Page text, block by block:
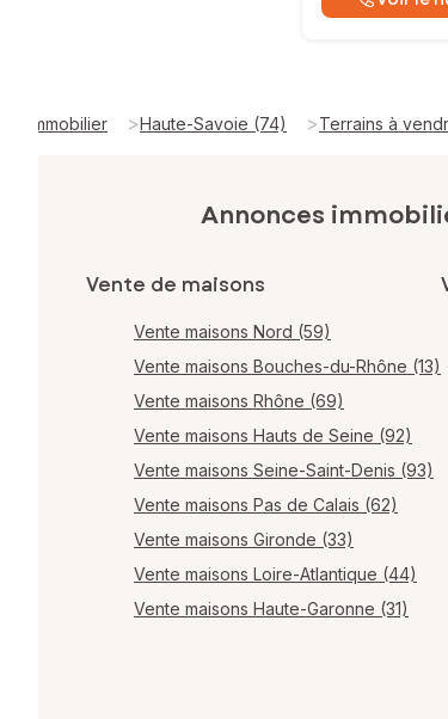
Immobilier >Haute-Savoie (74) >Terrains à
Annonces
Vente de maisons
Vente maisons Nord (59)
Vente maisons Bouches-du-Rhône (13)
Vente maisons Rhône (69)
Vente maisons Hauts de Seine (92)
Vente maisons Seine-Saint-Denis (93)
Vente maisons Pas de Calais (62)
Vente maisons Gironde (33)
Vente maisons Loire-Atlantique (44)
Vente maisons Haute-Garonne (31)